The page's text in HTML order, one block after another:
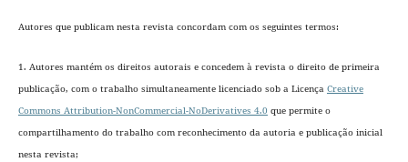
Autores que publicam nesta revista concordam com os seguintes termos:
1. Autores mantém os direitos autorais e concedem à revista o direito de primeira
publicação, com o trabalho simultaneamente licenciado sob a Licença Creative
Commons Attribution-NonCommercial-NoDerivatives 4.0 que permite o
compartilhamento do trabalho com reconhecimento da autoria e publicação inicial
nesta revista;